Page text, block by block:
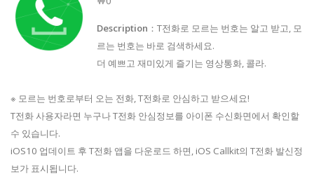
Description ：T전화로 모르는 번호는 알고 받고, 모
르는 번호는 바로 검색하세요.
더 예쁘고 재미있게 즐기는 영상통화, 콜라.
※ 모르는 번호로부터 오는 전화, T전화로 안심하고 받으세요!
T전화 사용자라면 누구나 T전화 안심정보를 아이폰 수신화면에서 확인할
수 있습니다.
iOS10 업데이트 후 T전화 앱을 다운로드 하면, iOS Callkit의 T전화 발신정
보가 표시됩니다.